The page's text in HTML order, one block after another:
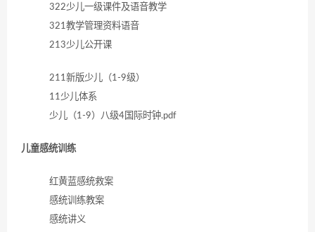
322少儿一级课件及语音教学
321教学管理资料语音
213少儿公开课
211新版少儿（1-9级）
11少儿体系
少儿（1-9）八级4国际时钟.pdf
儿童感统训练
红黄蓝感统救案
感统训练教案
感统讲义